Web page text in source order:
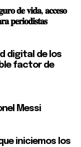
𝐝𝐞 𝐯𝐢𝐝𝐚, 𝐚𝐜𝐜𝐞𝐬𝐨
𝐩𝐞𝐫𝐢𝐨𝐝𝐢𝐬𝐭𝐚𝐬
digital de los
factor de
Messi
iniciemos los